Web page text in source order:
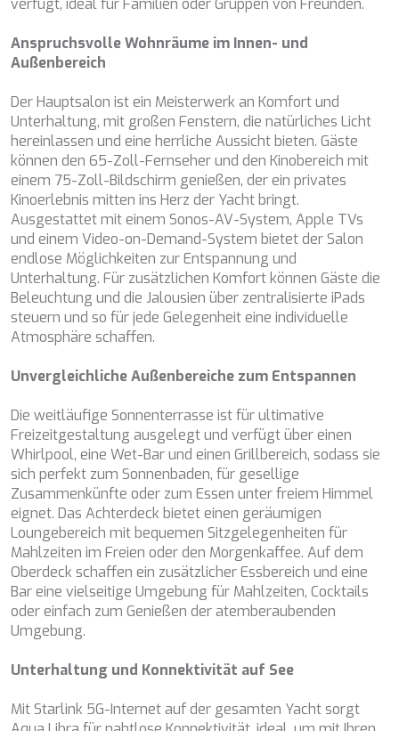
verfügt, ideal für Familien oder Gruppen von Freunden.
Anspruchsvolle Wohnräume im Innen- und
Außenbereich
Der Hauptsalon ist ein Meisterwerk an Komfort und
Unterhaltung, mit großen Fenstern, die natürliches Licht
hereinlassen und eine herrliche Aussicht bieten. Gäste
können den 65-Zoll-Fernseher und den Kinobereich mit
einem 75-Zoll-Bildschirm genießen, der ein privates
Kinoerlebnis mitten ins Herz der Yacht bringt.
Ausgestattet mit einem Sonos-AV-System, Apple TVs
und einem Video-on-Demand-System bietet der Salon
endlose Möglichkeiten zur Entspannung und
Unterhaltung. Für zusätzlichen Komfort können Gäste die
Beleuchtung und die Jalousien über zentralisierte iPads
steuern und so für jede Gelegenheit eine individuelle
Atmosphäre schaffen.
Unvergleichliche Außenbereiche zum Entspannen
Die weitläufige Sonnenterrasse ist für ultimative
Freizeitgestaltung ausgelegt und verfügt über einen
Whirlpool, eine Wet-Bar und einen Grillbereich, sodass sie
sich perfekt zum Sonnenbaden, für gesellige
Zusammenkünfte oder zum Essen unter freiem Himmel
eignet. Das Achterdeck bietet einen geräumigen
Loungebereich mit bequemen Sitzgelegenheiten für
Mahlzeiten im Freien oder den Morgenkaffee. Auf dem
Oberdeck schaffen ein zusätzlicher Essbereich und eine
Bar eine vielseitige Umgebung für Mahlzeiten, Cocktails
oder einfach zum Genießen der atemberaubenden
Umgebung.
Unterhaltung und Konnektivität auf See
Mit Starlink 5G-Internet auf der gesamten Yacht sorgt
CLOUD ATLAS
CLOUD IX
CONSTANTER
CORE
CORNELIA
CORSARIO
D5
DAIMA
DALMATINO
DAMARI
DANIDA
DANZAS
DARLIN
DAY OFF
DB9
DE ZEUS
DESAMIS B
DHAMMA II
DIVINE
DOLCE VITA
DOLCE VITA IV
DONNA DEL MARE
E-MOTION
E3
ECCE NAVIGO
ELLY
ELVI
ENDLESS HORIZON
ESMA SULTAN
ETERNAL SPARK
ETERNITY
Marketing und Publizität
Diese Cookies werden verwendet, um Informationen über
Benutzers durch die kontinuierliche Beobachtung seiner
Surfgewohnheiten zu speichern. Dank ihnen können wir
die Surfgewohnheiten auf der Website kennen und
Werbung in Bezug auf das Surfprofil des Benutzers
anzeigen.